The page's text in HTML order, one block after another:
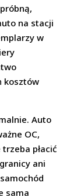
na stacji
w
kosztów
Auto
OC,
płacić
ani
sama